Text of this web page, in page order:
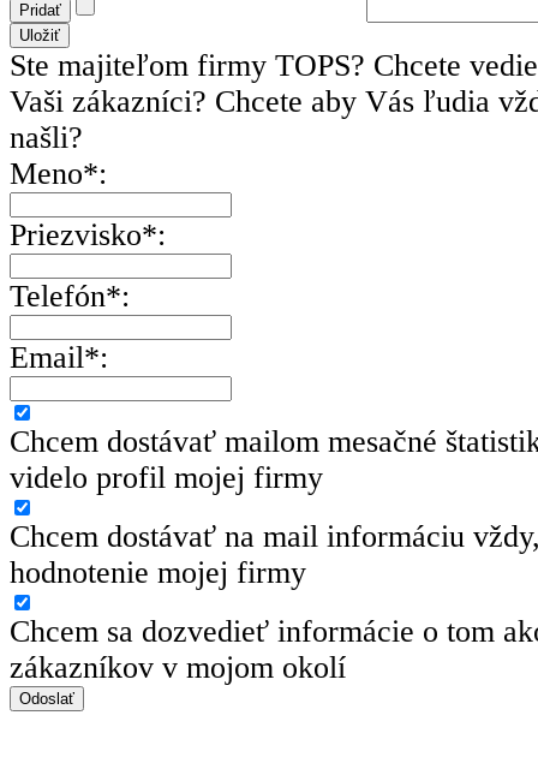
Ste majiteľom firmy TOPS? Chcete
Vaši zákazníci? Chcete aby Vás ľudia
našli?
Meno*:
Priezvisko*:
Telefón*:
Email*:
Chcem dostávať mailom mesačné
videlo profil mojej firmy
Chcem dostávať na mail informáciu
hodnotenie mojej firmy
Chcem sa dozvedieť informácie o tom
zákazníkov v mojom okolí